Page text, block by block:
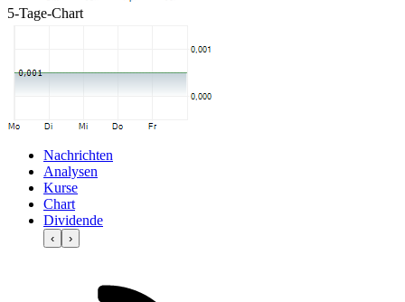
5-Tage-Chart
Nachrichten
Analysen
Kurse
Chart
Dividende
‹ ›